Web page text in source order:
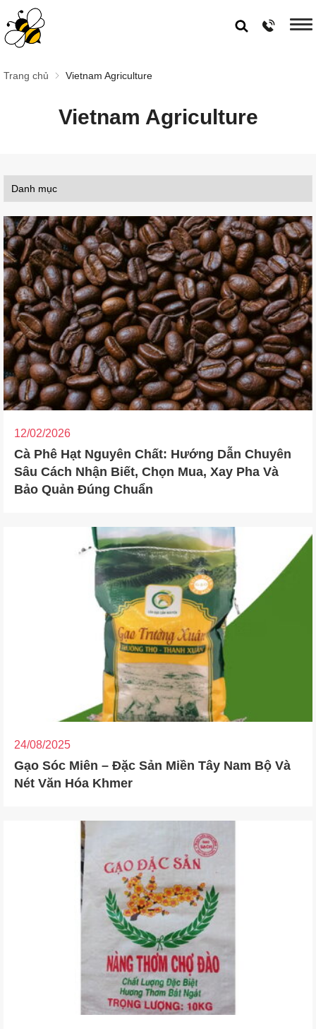
Trang chủ Vietnam Agriculture
Vietnam Agriculture
12/02/2026
Cà Phê Hạt Nguyên Chất: Hướng Dẫn Chuyên
Sâu Cách Nhận Biết, Chọn Mua, Xay Pha Và
Bảo Quản Đúng Chuẩn
24/08/2025
Gạo Sóc Miên – Đặc Sản Miền Tây Nam Bộ Và
Nét Văn Hóa Khmer